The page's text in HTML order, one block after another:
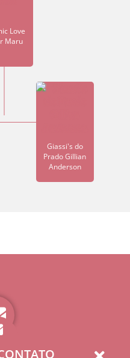
Love
Maru
Giassi's do
Prado Gillian
Anderson